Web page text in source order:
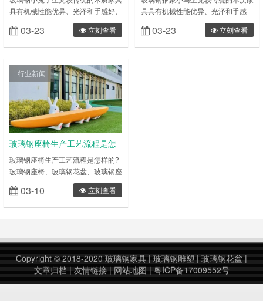
具有机械性能优异、光泽和手感好、
耐火性好、刚度大、寿命长、耐腐
蚀、耐湿热、不怕烫、防霉菌、耐
水、防火等优点，特别是不含有人造
质，产品质量符合国家标准，其防火
性能满足国家消防装备质量检测中心
的测试标准要求。 玻璃钢小兔子坐
凳专业提供玻璃钢定制加工，可定制
各种玻璃钢茶几 玻璃钢休闲椅 玻璃
钢前台 ……
03-23 立刻查看
具具有机械性能优异、光泽和手感
好、耐火性好、刚度大、寿命长、耐
腐蚀、耐湿热、不怕烫、防霉菌、耐
水、防火等优点，特别是不含有人造
03-23 立刻查看
行业新闻
玻璃钢座椅生产工艺流程是怎
样的?
玻璃钢座椅生产工艺流程是怎样的?
玻璃钢座椅、玻璃钢花盆、玻璃钢座
椅的生产工艺是差不多的，都是采用
实质+玻璃纤维，手工制作而成，主
要的工艺流畅包括了设计深化确认模
据实际需要是否彩绘。 玻璃钢座椅
生产工艺流程第一步：玻璃钢座椅制
作分为了有模具的常规款式和定制款
两种，模具款的不用重新开模价格更
03-10 立刻查看
Copyright © 2018-2020 玻璃钢家具 | 玻璃钢雕塑 | 玻璃钢花盆 |
文章归档 | 友情链接| 网站地图 | 粤ICP备17009552号